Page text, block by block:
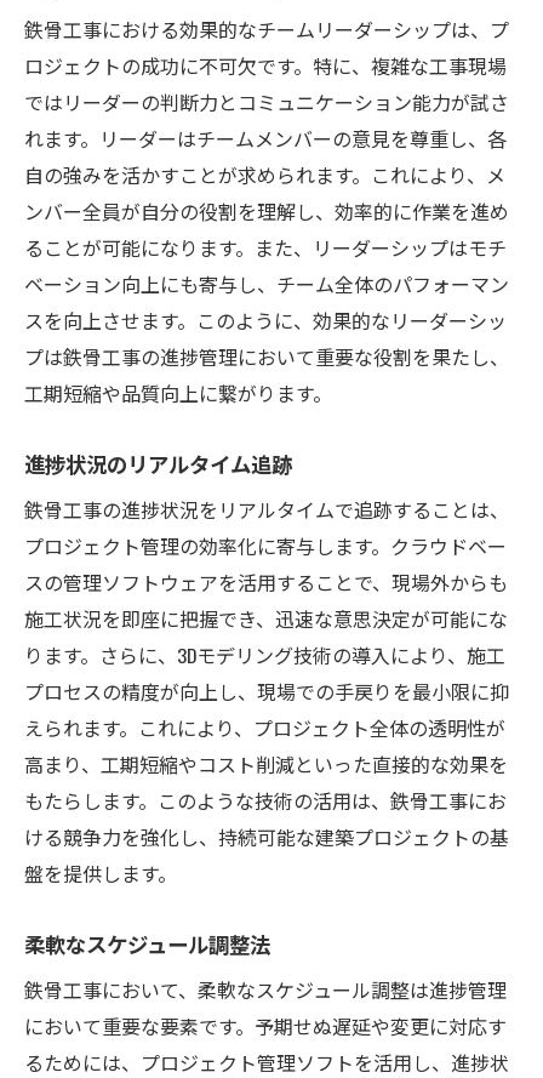
鉄骨工事における効果的なチームリーダーシップは、プ
ロジェクトの成功に不可欠です。特に、複雑な工事現場
ではリーダーの判断力とコミュニケーション能力が試さ
れます。リーダーはチームメンバーの意見を尊重し、各
自の強みを活かすことが求められます。これにより、メ
ンバー全員が自分の役割を理解し、効率的に作業を進め
ることが可能になります。また、リーダーシップはモチ
ベーション向上にも寄与し、チーム全体のパフォーマン
スを向上させます。このように、効果的なリーダーシッ
プは鉄骨工事の進捗管理において重要な役割を果たし、
工期短縮や品質向上に繋がります。
進捗状況のリアルタイム追跡
鉄骨工事の進捗状況をリアルタイムで追跡することは、
プロジェクト管理の効率化に寄与します。クラウドベー
スの管理ソフトウェアを活用することで、現場外からも
施工状況を即座に把握でき、迅速な意思決定が可能にな
ります。さらに、3Dモデリング技術の導入により、施工
プロセスの精度が向上し、現場での手戻りを最小限に抑
えられます。これにより、プロジェクト全体の透明性が
高まり、工期短縮やコスト削減といった直接的な効果を
もたらします。このような技術の活用は、鉄骨工事にお
ける競争力を強化し、持続可能な建築プロジェクトの基
盤を提供します。
柔軟なスケジュール調整法
鉄骨工事において、柔軟なスケジュール調整は進捗管理
において重要な要素です。予期せぬ遅延や変更に対応す
るためには、プロジェクト管理ソフトを活用し、進捗状